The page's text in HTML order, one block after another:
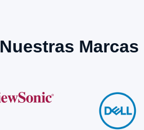
Nuestras Marcas